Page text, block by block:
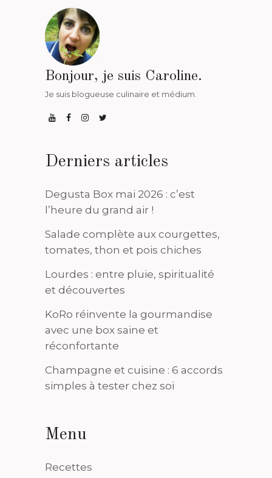
Bonjour, je suis Caroline.
Je suis blogueuse culinaire et médium.
Derniers articles
Degusta Box mai 2026 : c’est
l’heure du grand air !
Salade complète aux courgettes,
tomates, thon et pois chiches
Lourdes : entre pluie, spiritualité
et découvertes
KoRo réinvente la gourmandise
avec une box saine et
réconfortante
Champagne et cuisine : 6 accords
simples à tester chez soi
Menu
Recettes